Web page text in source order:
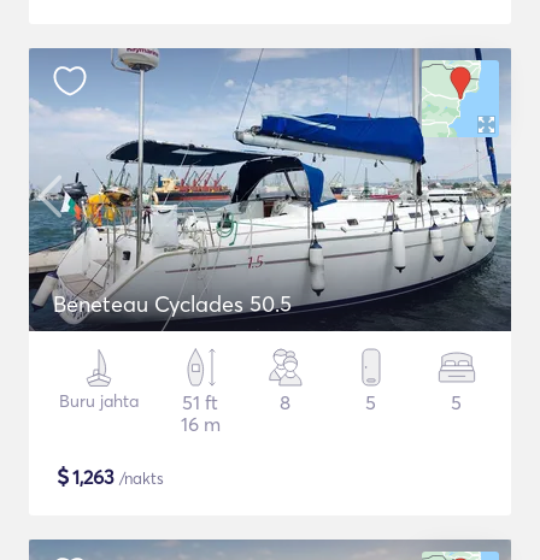
Beneteau Cyclades 50.5
Buru jahta
51 ft
16 m
8 5 5
$1,263 /nakts